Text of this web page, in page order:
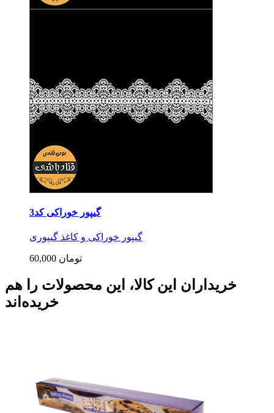
گیپور خوراکی کد3
گیپور خوراکی و کاغذ گیپوری
60,000 تومان
خریداران این کالا، این محصولات را هم
خریده‌اند